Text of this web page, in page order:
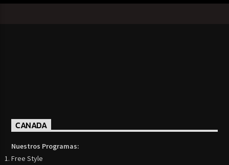
CANADA
Nuestros Programas:
Free Style